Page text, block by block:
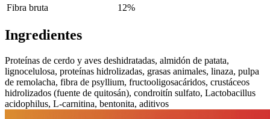
Fibra bruta
12%
Ingredientes
Proteínas de cerdo y aves deshidratadas, almidón de patata,
lignocelulosa, proteínas hidrolizadas, grasas animales, linaza, pulpa
de remolacha, fibra de psyllium, fructooligosacáridos, crustáceos
hidrolizados (fuente de quitosán), condroitín sulfato, Lactobacillus
acidophilus, L-carnitina, bentonita, aditivos